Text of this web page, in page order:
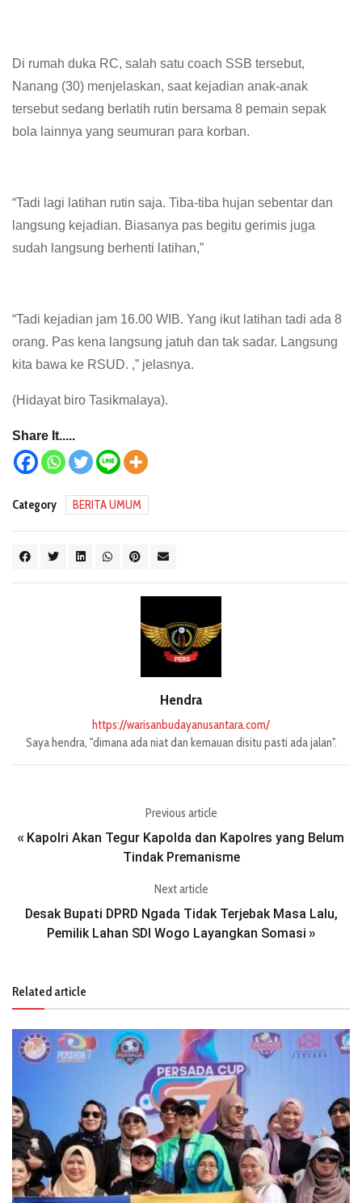
Di rumah duka RC, salah satu coach SSB tersebut,
Nanang (30) menjelaskan, saat kejadian anak-anak
tersebut sedang berlatih rutin bersama 8 pemain sepak
bola lainnya yang seumuran para korban.
“Tadi lagi latihan rutin saja. Tiba-tiba hujan sebentar dan
langsung kejadian. Biasanya pas begitu gerimis juga
sudah langsung berhenti latihan,”
“Tadi kejadian jam 16.00 WIB. Yang ikut latihan tadi ada 8
orang. Pas kena langsung jatuh dan tak sadar. Langsung
kita bawa ke RSUD. ,” jelasnya.
(Hidayat biro Tasikmalaya).
Share It.....
Category BERITA UMUM
Hendra
https://warisanbudayanusantara.com/
Saya hendra, "dimana ada niat dan kemauan disitu pasti ada jalan".
Previous article
« Kapolri Akan Tegur Kapolda dan Kapolres yang Belum
Tindak Premanisme
Next article
Desak Bupati DPRD Ngada Tidak Terjebak Masa Lalu,
Pemilik Lahan SDI Wogo Layangkan Somasi »
Related article